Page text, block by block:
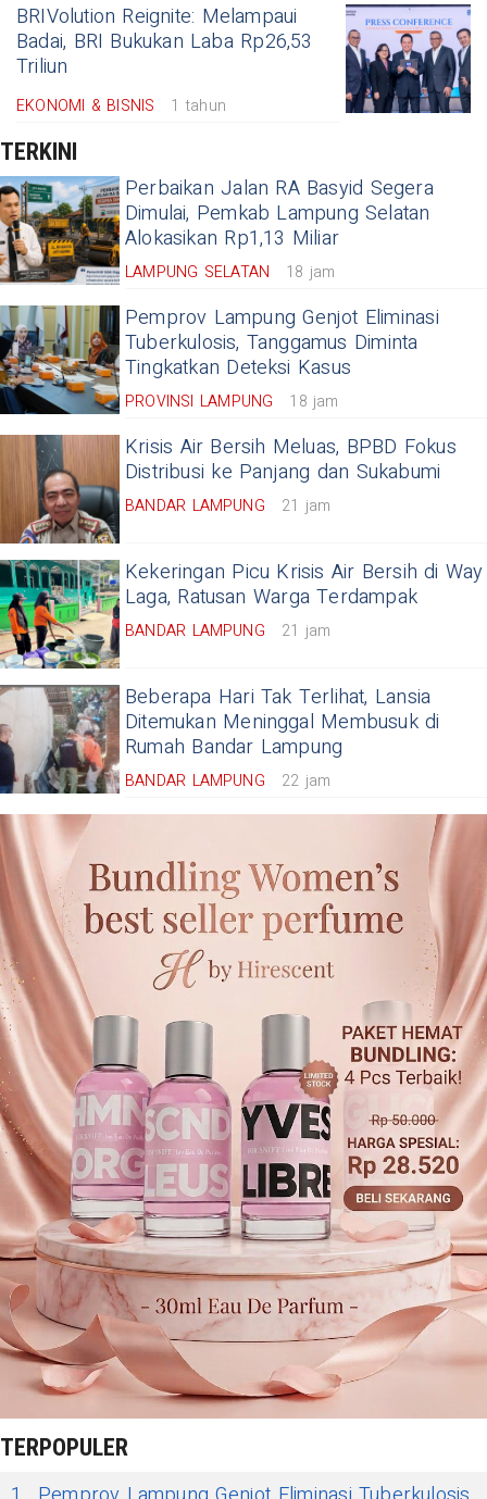
BRIVolution Reignite: Melampaui
Badai, BRI Bukukan Laba Rp26,53
Triliun
EKONOMI & BISNIS 1 tahun
TERKINI
Perbaikan Jalan RA Basyid Segera
Dimulai, Pemkab Lampung Selatan
Alokasikan Rp1,13 Miliar
LAMPUNG SELATAN 18 jam
Pemprov Lampung Genjot Eliminasi
Tuberkulosis, Tanggamus Diminta
Tingkatkan Deteksi Kasus
PROVINSI LAMPUNG 18 jam
Krisis Air Bersih Meluas, BPBD Fokus
Distribusi ke Panjang dan Sukabumi
BANDAR LAMPUNG 21 jam
Kekeringan Picu Krisis Air Bersih di Way
Laga, Ratusan Warga Terdampak
BANDAR LAMPUNG 21 jam
Beberapa Hari Tak Terlihat, Lansia
Ditemukan Meninggal Membusuk di
Rumah Bandar Lampung
BANDAR LAMPUNG 22 jam
TERPOPULER